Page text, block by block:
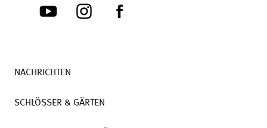
NACHRICHTEN
SCHLÖSSER & GÄRTEN